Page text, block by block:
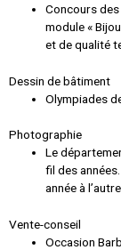
Concours
module «
et de qualité
Dessin de bâtiment
Olympiades
Photographie
Le
fil des
année à
Vente-conseil
Occasion